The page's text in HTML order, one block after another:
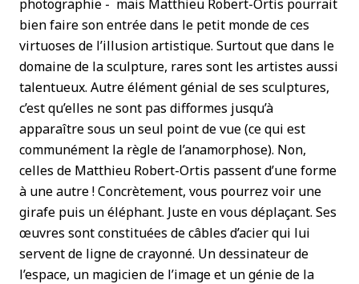
photographie - mais Matthieu Robert-Ortis pourrait
bien faire son entrée dans le petit monde de ces
virtuoses de l’illusion artistique. Surtout que dans le
domaine de la sculpture, rares sont les artistes aussi
talentueux. Autre élément génial de ses sculptures,
c’est qu’elles ne sont pas difformes jusqu’à
apparaître sous un seul point de vue (ce qui est
communément la règle de l’anamorphose). Non,
celles de Matthieu Robert-Ortis passent d’une forme
à une autre ! Concrètement, vous pourrez voir une
girafe puis un éléphant. Juste en vous déplaçant. Ses
œuvres sont constituées de câbles d’acier qui lui
servent de ligne de crayonné. Un dessinateur de
l’espace, un magicien de l’image et un génie de la